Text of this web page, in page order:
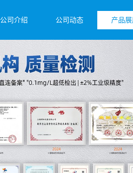
公司介绍 公司动态 产品